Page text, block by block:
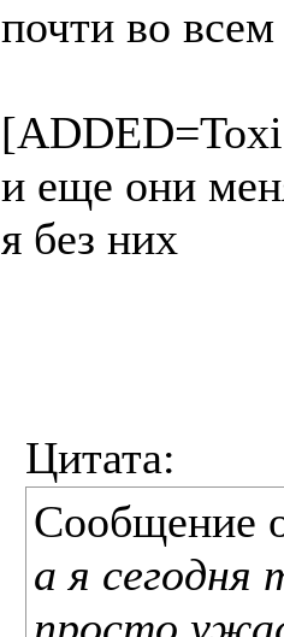
почти во
и еще они
я без них
Цитата:
Сообщение
а я сегодня